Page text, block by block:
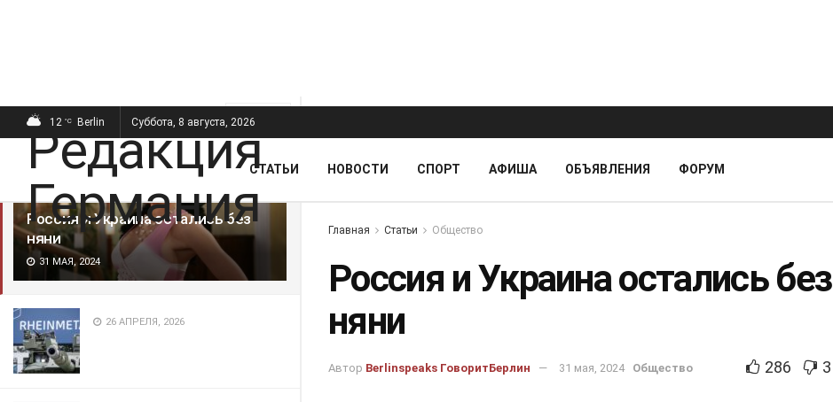
ПОСЛЕДНИЕ
Россия и Украина остались без
няни
31 МАЯ, 2024
26 АПРЕЛЯ, 2026
12 °C Berlin Суббота, 8 августа, 2026
СТАТЬИ НОВОСТИ СПОРТ АФИША ОБЪЯВЛЕНИЯ ФОРУМ
Главная Статьи Общество
Россия и Украина остались без
няни
Автор Berlinspeaks ГоворитБерлин 31 мая, 2024 Общество 286 3